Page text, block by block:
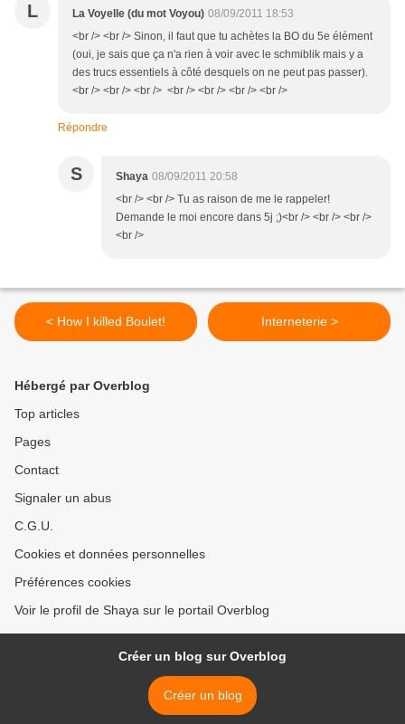
L La Voyelle (du mot Voyou) 08/09/2011 18:53
<br /> <br /> Sinon, il faut que tu achètes la BO du 5e élément
(oui, je sais que ça n'a rien à voir avec le schmiblik mais y a
des trucs essentiels à côté desquels on ne peut pas passer).
<br /> <br /> <br /> <br /> <br /> <br /> <br />
Répondre
S Shaya 08/09/2011 20:58
<br /> <br /> Tu as raison de me le rappeler!
Demande le moi encore dans 5j ;)<br /> <br /> <br />
<br />
< How I killed Boulet! Interneterie >
Hébergé par Overblog
Top articles
Pages
Contact
Signaler un abus
C.G.U.
Cookies et données personnelles
Préférences cookies
Voir le profil de Shaya sur le portail Overblog
Créer un blog sur Overblog
Créer un blog